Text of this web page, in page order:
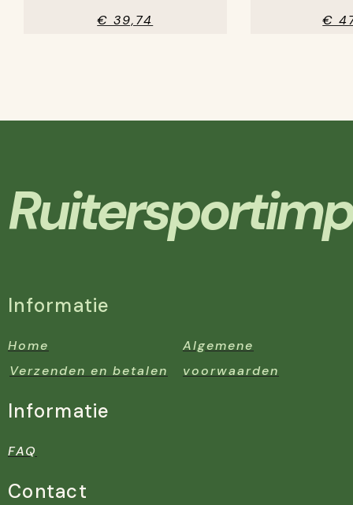
€ 39,74 €
Informatie
Home
Verzenden en betalen
Algemene
voorwaarden
Informatie
FAQ
Contact